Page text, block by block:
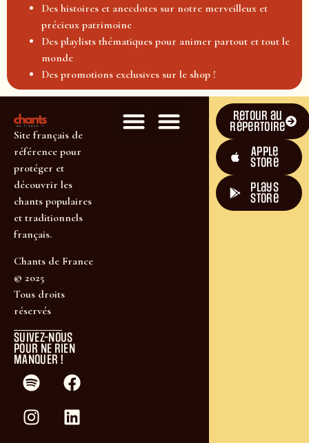
Des histoires et anecdotes sur notre merveilleux et
précieux patrimoine
Des playlists thématiques pour animer partout et tout le
monde
Des promotions exclusives sur le shop !
Site français de
référence pour
protéger et
découvrir les
chants populaires
et traditionnels
français.
Chants de France
© 2025
Tous droits
réservés
SUIVEZ-NOUS
POUR NE RIEN
MANQUER !
Retour au
répertoire
Apple
Store
plays
store